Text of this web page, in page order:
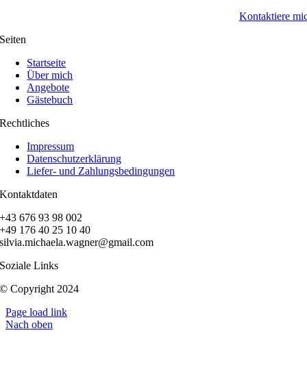
Kontaktiere
Seiten
Startseite
Über mich
Angebote
Gästebuch
Rechtliches
Impressum
Datenschutzerklärung
Liefer- und Zahlungsbedingungen
Kontaktdaten
+43 676 93 98 002
+49 176 40 25 10 40
silvia.michaela.wagner@gmail.com
Soziale Links
© Copyright 2024
Page load link
Nach oben